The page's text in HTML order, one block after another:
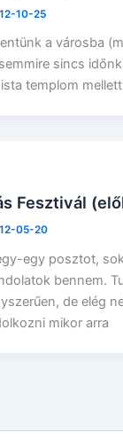
10-25
a városba
sincs
templom
Fesztivál
05-20
egy posztot,
bennem.
de elég
mikor arra